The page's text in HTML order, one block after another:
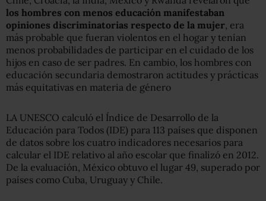
los hombres con menos educación manifestaban
opiniones discriminatorias respecto de la mujer , era
más probable que fueran violentos en el hogar y tenían
menos probabilidades de participar en el cuidado de los
hijos en caso de ser padres. En cambio, los hombres con
educación secundaria demostraron actitudes y prácticas
más equitativas en materia de género
LA UNESCO calculó el Índice de Desarrollo de la
Educación para Todos (IDE) para 113 países que disponen
de datos sobre los cuatro indicadores necesarios para
calcular el IDE relativo al año escolar que finalizó en 2012.
De la evaluación, México obtuvo el lugar 49, superado por
países como Cuba, Uruguay y Chile.